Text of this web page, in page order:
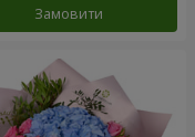
Замовити